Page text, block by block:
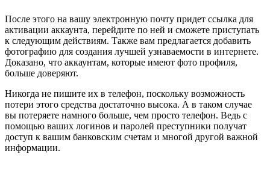
После этого на вашу электронную почту придет ссылка для
активации аккаунта, перейдите по ней и сможете приступать
к следующим действиям. Также вам предлагается добавить
фотографию для создания лучшей узнаваемости в интернете.
Доказано, что аккаунтам, которые имеют фото профиля,
больше доверяют.
Никогда не пишите их в телефон, поскольку возможность
потери этого средства достаточно высока. А в таком случае
вы потеряете намного больше, чем просто телефон. Ведь с
помощью ваших логинов и паролей преступники получат
доступ к вашим банковским счетам и многой другой важной
информации.